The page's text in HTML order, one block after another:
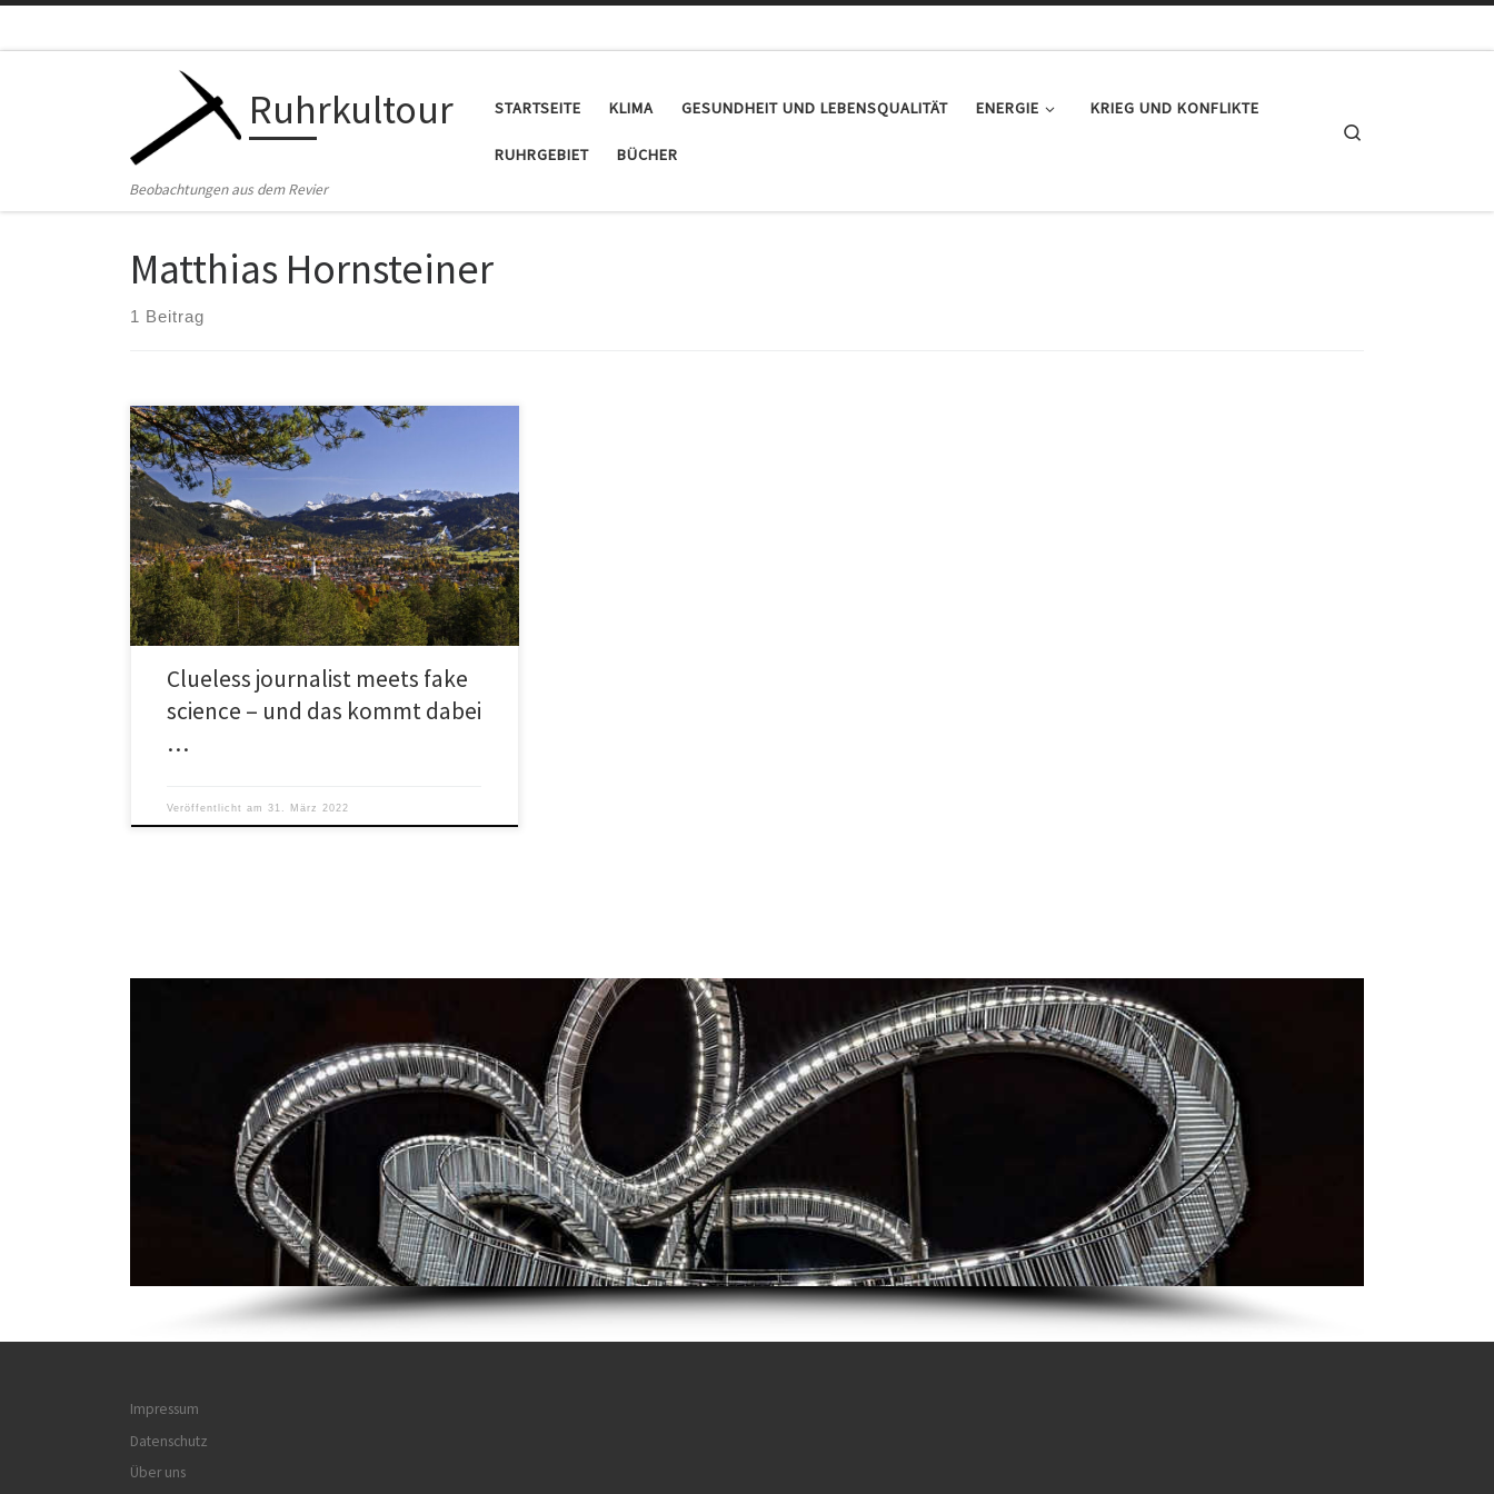
Ruhrkultour
Beobachtungen aus dem Revier
STARTSEITE KLIMA GESUNDHEIT UND LEBENSQUALITÄT ENERGIE KRIEG UND KONFLIKTE
RUHRGEBIET BÜCHER
Matthias Hornsteiner
1 Beitrag
Clueless journalist meets fake science – und das
kommt dabei heraus, siehe Zeitungstext* (Garmischer
Tagblatt) unten. Das Garmischer Esoterik-Institut nutzte
[…]
Clueless journalist meets fake
science – und das kommt dabei
…
Veröffentlicht am31. März 2022
Impressum
Datenschutz
Über uns